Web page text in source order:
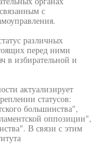
с
различных
перед ними
в избирательной и
актуализирует
статусов:
большинства",
оппозиции",
В связи с этим